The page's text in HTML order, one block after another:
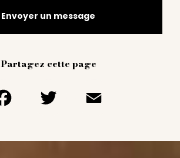
Envoyer un message
Partagez cette page